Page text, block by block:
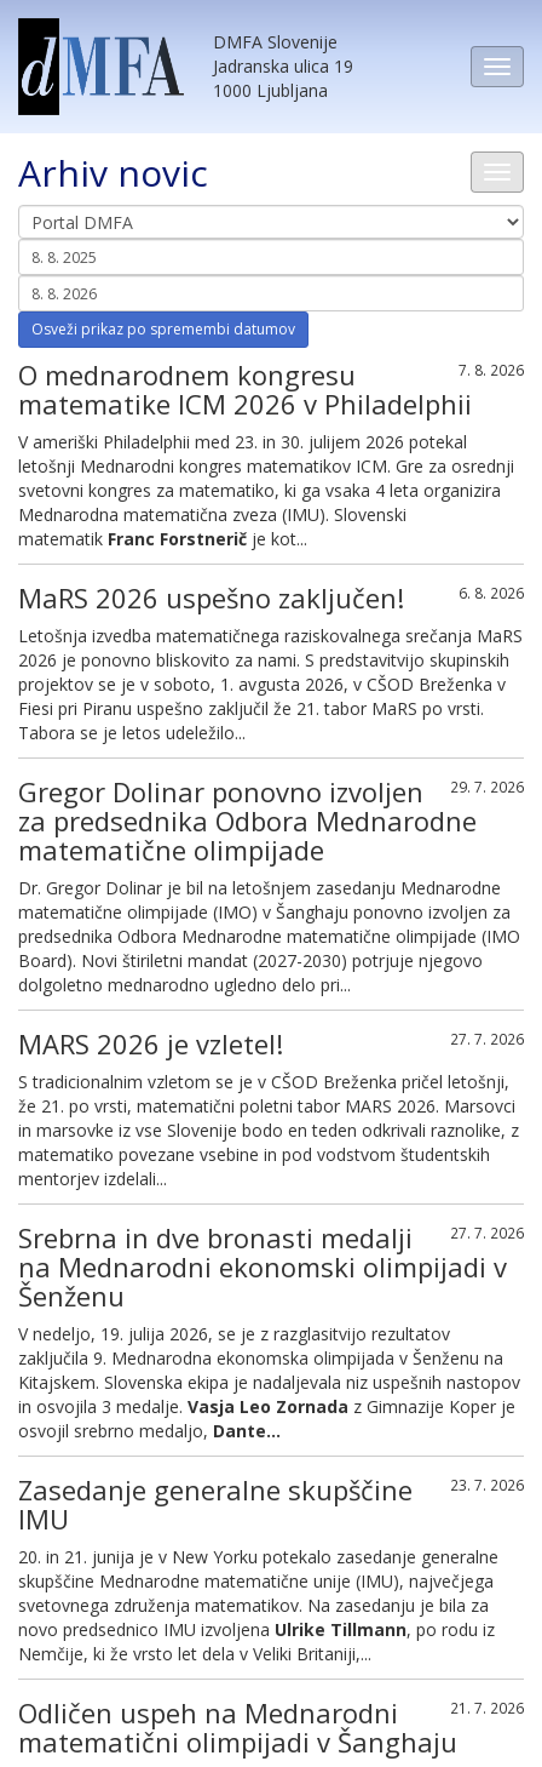
DMFA Slovenije
Jadranska ulica 19
1000 Ljubljana
Arhiv novic
7. 8. 2026
O mednarodnem kongresu
matematike ICM 2026 v Philadelphii
V ameriški Philadelphii med 23. in 30. julijem 2026 potekal
letošnji Mednarodni kongres matematikov ICM. Gre za osrednji
svetovni kongres za matematiko, ki ga vsaka 4 leta organizira
Mednarodna matematična zveza (IMU). Slovenski
matematik Franc Forstnerič je kot...
6. 8. 2026
MaRS 2026 uspešno zaključen!
Letošnja izvedba matematičnega raziskovalnega srečanja MaRS
2026 je ponovno bliskovito za nami. S predstavitvijo skupinskih
projektov se je v soboto, 1. avgusta 2026, v CŠOD Breženka v
Fiesi pri Piranu uspešno zaključil že 21. tabor MaRS po vrsti.
Tabora se je letos udeležilo...
29. 7. 2026
Gregor Dolinar ponovno izvoljen
za predsednika Odbora Mednarodne
matematične olimpijade
Dr. Gregor Dolinar je bil na letošnjem zasedanju Mednarodne
matematične olimpijade (IMO) v Šanghaju ponovno izvoljen za
predsednika Odbora Mednarodne matematične olimpijade (IMO
Board). Novi štiriletni mandat (2027-2030) potrjuje njegovo
dolgoletno mednarodno ugledno delo pri...
27. 7. 2026
MARS 2026 je vzletel!
S tradicionalnim vzletom se je v CŠOD Breženka pričel letošnji,
že 21. po vrsti, matematični poletni tabor MARS 2026. Marsovci
in marsovke iz vse Slovenije bodo en teden odkrivali raznolike, z
matematiko povezane vsebine in pod vodstvom študentskih
mentorjev izdelali...
27. 7. 2026
Srebrna in dve bronasti medalji
na Mednarodni ekonomski olimpijadi v
Šenženu
V nedeljo, 19. julija 2026, se je z razglasitvijo rezultatov
zaključila 9. Mednarodna ekonomska olimpijada v Šenženu na
Kitajskem. Slovenska ekipa je nadaljevala niz uspešnih nastopov
in osvojila 3 medalje. Vasja Leo Zornada z Gimnazije Koper je
osvojil srebrno medaljo, Dante...
23. 7. 2026
Zasedanje generalne skupščine
IMU
20. in 21. junija je v New Yorku potekalo zasedanje generalne
skupščine Mednarodne matematične unije (IMU), največjega
svetovnega združenja matematikov. Na zasedanju je bila za
novo predsednico IMU izvoljena Ulrike Tillmann, po rodu iz
Nemčije, ki že vrsto let dela v Veliki Britaniji,...
21. 7. 2026
Odličen uspeh na Mednarodni
matematični olimpijadi v Šanghaju